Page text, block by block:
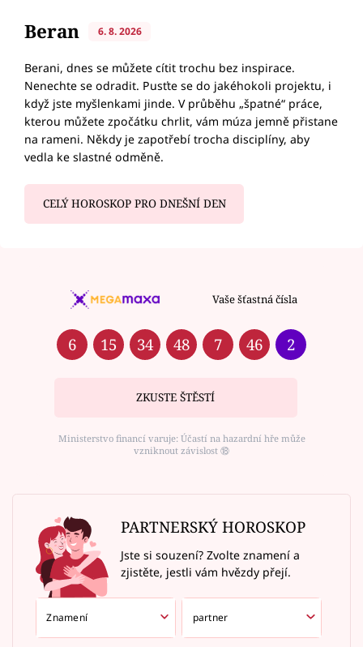
Beran 6. 8. 2026
Berani, dnes se můžete cítit trochu bez inspirace.
Nenechte se odradit. Pusťte se do jakéhokoli projektu, i
když jste myšlenkami jinde. V průběhu „špatné“ práce,
kterou můžete zpočátku chrlit, vám múza jemně přistane
na rameni. Někdy je zapotřebí trocha disciplíny, aby
vedla ke slastné odměně.
CELÝ HOROSKOP PRO DNEŠNÍ DEN
Vaše šťastná čísla
6 15 34 48 7 46 2
ZKUSTE ŠTĚSTÍ
Ministerstvo financí varuje: Účastí na hazardní hře může
vzniknout závislost ⑱
PARTNERSKÝ HOROSKOP
Jste si souzení? Zvolte znamení a
zjistěte, jestli vám hvězdy přejí.